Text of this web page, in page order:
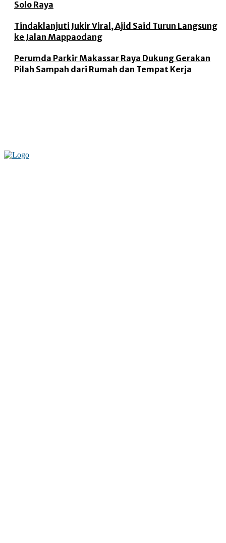
Solo Raya
Tindaklanjuti Jukir Viral, Ajid Said Turun Langsung
ke Jalan Mappaodang
Perumda Parkir Makassar Raya Dukung Gerakan
Pilah Sampah dari Rumah dan Tempat Kerja